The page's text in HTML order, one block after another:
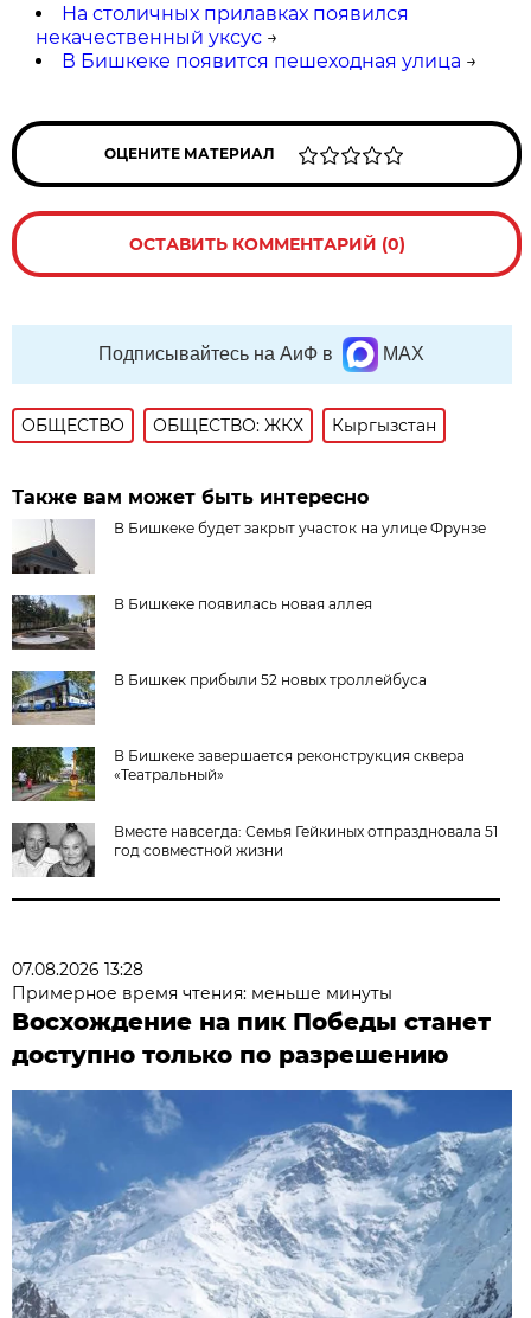
На столичных прилавках появился
некачественный уксус →
В Бишкеке появится пешеходная улица →
ОЦЕНИТЕ МАТЕРИАЛ
ОСТАВИТЬ КОММЕНТАРИЙ (0)
Подписывайтесь на АиФ в MAX
ОБЩЕСТВО ОБЩЕСТВО: ЖКХ Кыргызстан
Также вам может быть интересно
В Бишкеке будет закрыт участок на улице Фрунзе
В Бишкеке появилась новая аллея
В Бишкек прибыли 52 новых троллейбуса
В Бишкеке завершается реконструкция сквера
«Театральный»
Вместе навсегда: Семья Гейкиных отпраздновала 51
год совместной жизни
07.08.2026 13:28
Примерное время чтения: меньше минуты
Восхождение на пик Победы станет
доступно только по разрешению